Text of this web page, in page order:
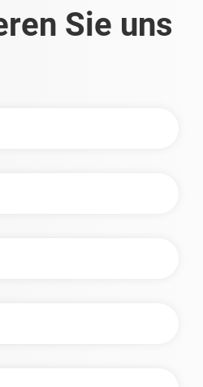
Sie uns